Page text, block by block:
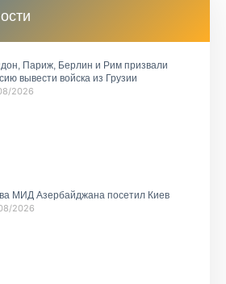
Париж, Берлин и Рим призвали
вывести войска из Грузии
2026
МИД Азербайджана посетил Киев
2026